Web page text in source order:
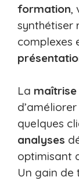
formation,
synthétiser
complexes
La maîtrise
quelques
analyses
optimisant
Un gain de